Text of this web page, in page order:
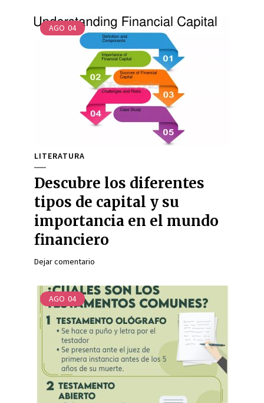
AGO 04
LITERATURA
Descubre los diferentes
tipos de capital y su
importancia en el mundo
financiero
Dejar comentario
AGO 04